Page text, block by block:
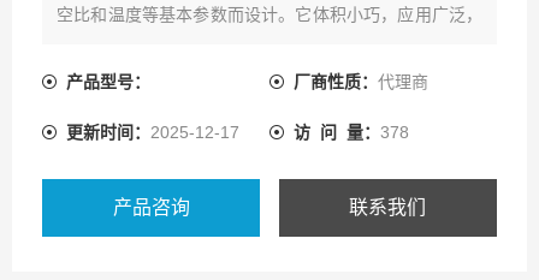
空比和温度等基本参数而设计。它体积小巧，应用广泛，
可通过爱仪器仪表的客服热线联系我们！
产品型号： 厂商性质： 代理商
更新时间： 2025-12-17 访 问 量： 378
产品咨询 联系我们